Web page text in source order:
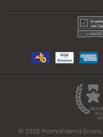
© 2026 PromoFarma Ecom,